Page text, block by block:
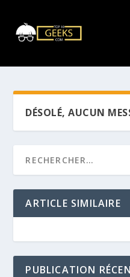
DÉSOLÉ, AUCUN
ARTICLE SIMILAIRE
PUBLICATION